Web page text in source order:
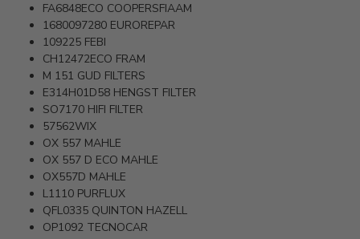
FA6848ECO COOPERSFIAAM
1680097280 EUROREPAR
109225 FEBI
CH12472ECO FRAM
M 151 GUD FILTERS
E314H01D58 HENGST FILTER
SO7170 HIFI FILTER
57562WIX
OX 557 MAHLE
OX 557 D ECO MAHLE
OX557D MAHLE
L1110 PURFLUX
QFL0335 QUINTON HAZELL
OP1092 TECNOCAR